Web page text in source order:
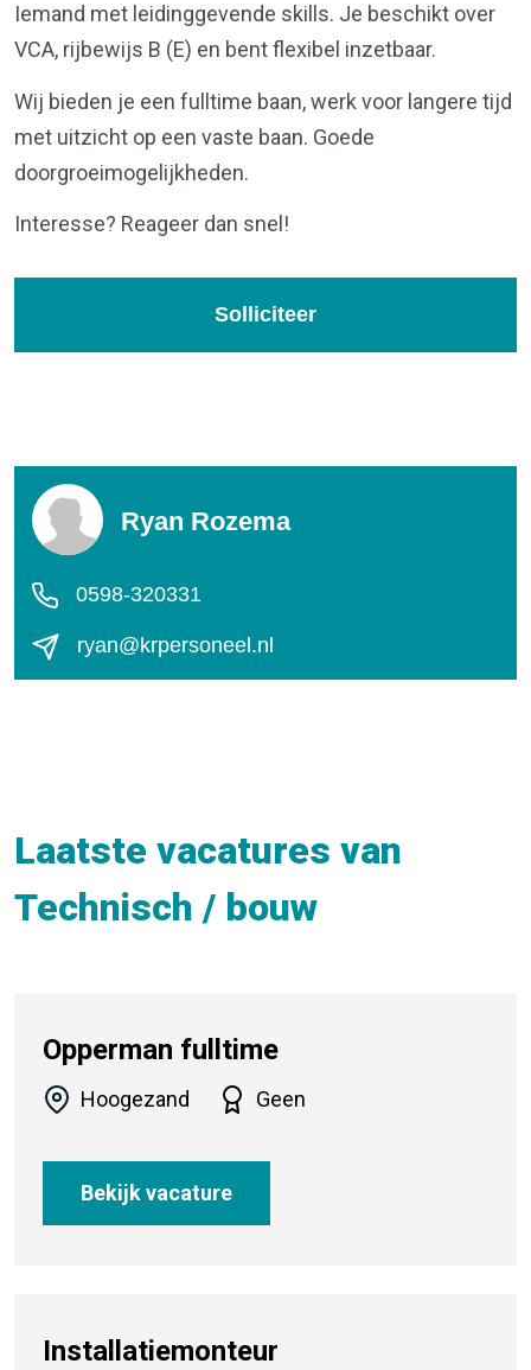
Iemand met leidinggevende skills. Je beschikt over
VCA, rijbewijs B (E) en bent flexibel inzetbaar.
Wij bieden je een fulltime baan, werk voor langere tijd
met uitzicht op een vaste baan. Goede
doorgroeimogelijkheden.
Interesse? Reageer dan snel!
Solliciteer
Ryan Rozema
0598-320331
ryan@krpersoneel.nl
Laatste vacatures van
Technisch / bouw
Opperman fulltime
Hoogezand Geen
Bekijk vacature
Installatiemonteur